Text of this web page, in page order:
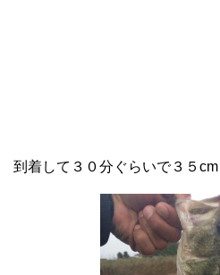
到着して３０分ぐらいで３５cm